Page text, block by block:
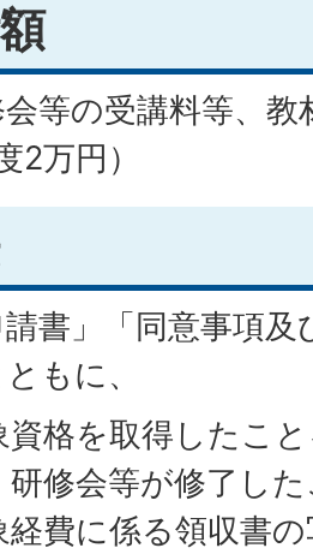
等の受講料等、
2万円）
書」「同意事項及
もに、
資格を取得したこ
研修会等が修了し
経費に係る領収書